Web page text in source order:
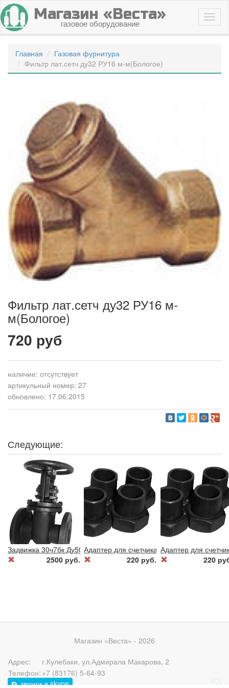
Магазин «Веста»
газовое оборудование
Главная
Газовая фурнитура
Фильтр лат.сетч ду32 РУ16 м-м(Бологое)
Фильтр лат.сетч ду32 РУ16 м-
м(Бологое)
720 руб
наличие: отсутствует
артикульный номер: 27
обновлено: 17.06.2015
Следующие:
Задвижка 30ч7бк Ду50 газ
2500 руб.
Адаптер для счетчика газа, Ду 20.(с
220 руб.
Адаптер для
220
Магазин «Веста» - 2026
Адрес: г.Кулебаки, ул.Адмирала Макарова, 2
Телефон: +7 (83176) 5-64-93
звонок в skype